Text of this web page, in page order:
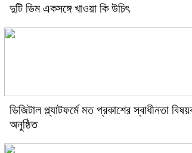
দুটি ডিম একসঙ্গে খাওয়া কি উচিৎ
ডিজিটাল প্ল্যাটফর্মে মত প্রকাশের স্বাধীনতা
অনুষ্ঠিত